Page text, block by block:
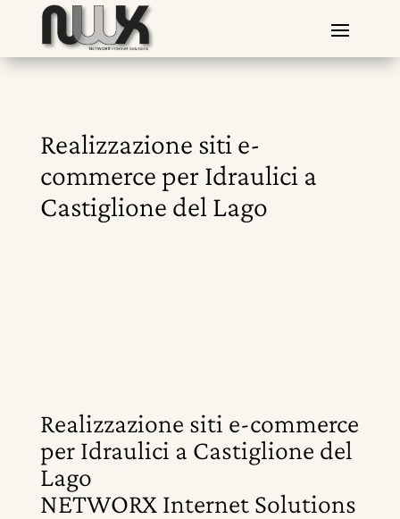
Realizzazione siti e-
commerce per Idraulici a
Castiglione del Lago
Realizzazione siti e-commerce
per Idraulici a Castiglione del
Lago
NETWORX Internet Solutions